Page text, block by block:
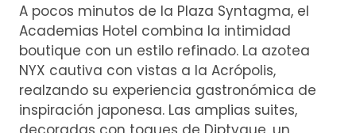
A pocos minutos de la Plaza Syntagma, el
Academias Hotel combina la intimidad
boutique con un estilo refinado. La azotea
NYX cautiva con vistas a la Acrópolis,
realzando su experiencia gastronómica de
inspiración japonesa. Las amplias suites,